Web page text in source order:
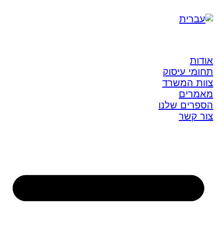
אודות
תחומי עיסוק
צוות המשרד
מאמרים
הספרים שלנו
צור קשר